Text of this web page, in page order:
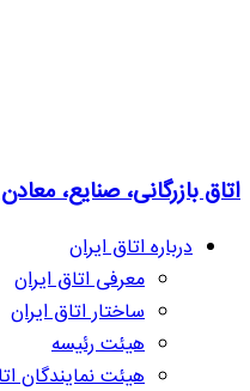
اتاق بازرگانی، صنایع،
درباره اتاق ایران
معرفی اتاق ایران
ساختار اتاق ایران
هیئت رئیسه
هیئت نمایندگان